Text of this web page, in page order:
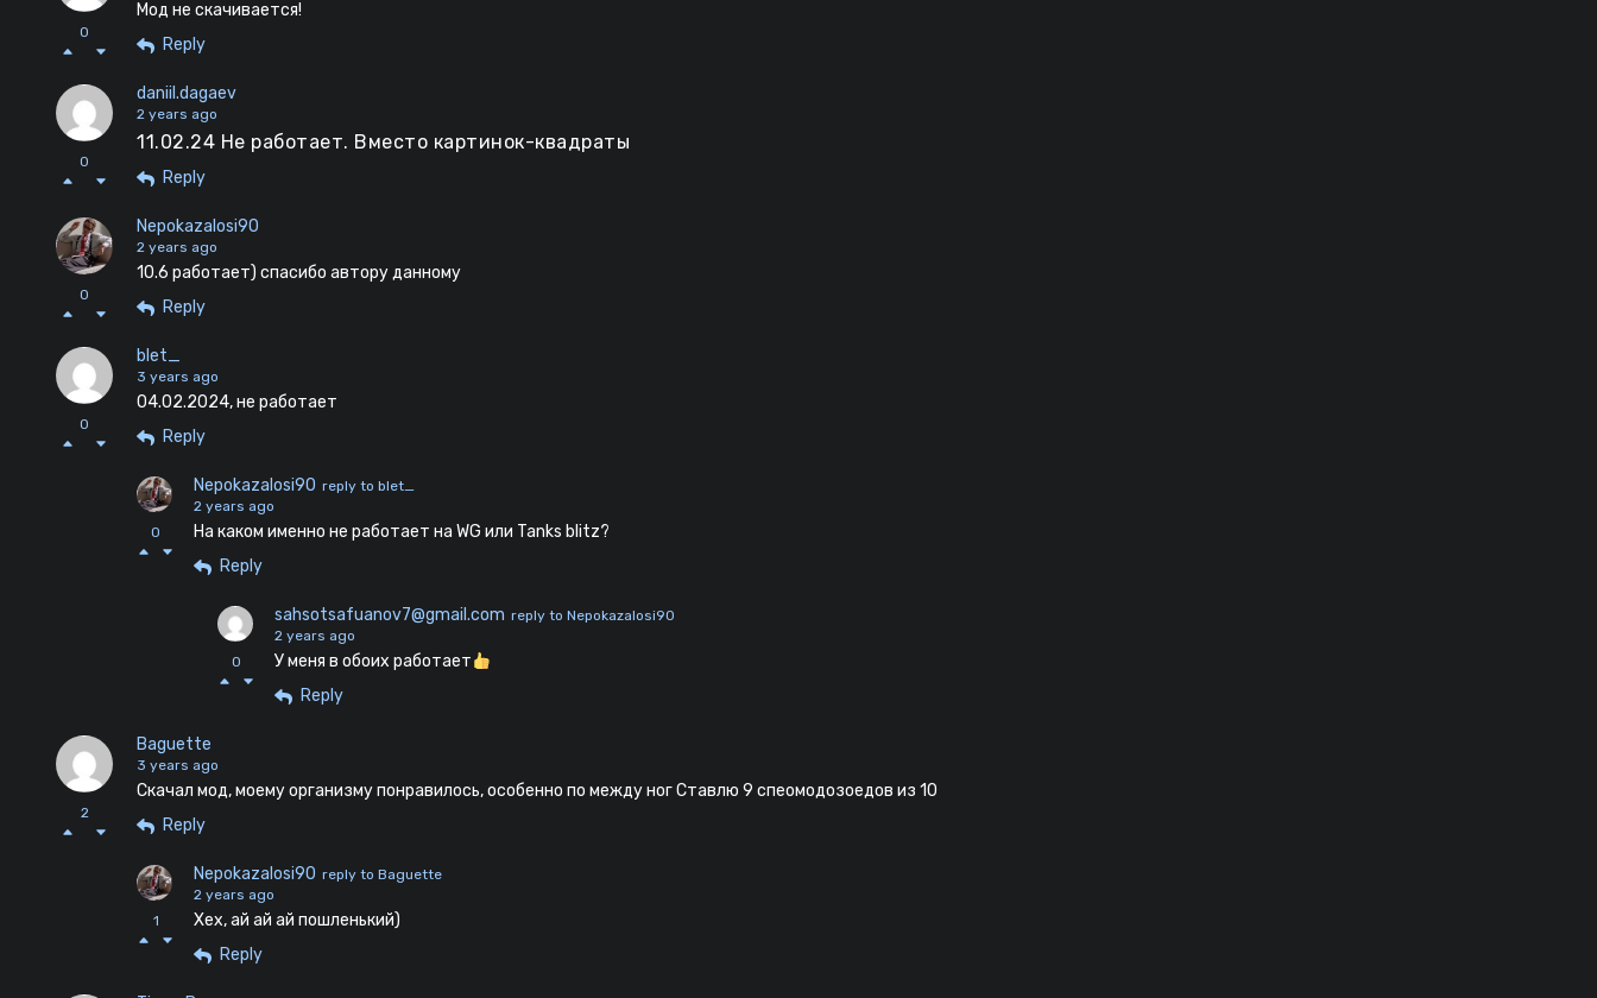
0
Мод не скачивается!
Reply
0
daniil.dagaev
2 years ago
11.02.24 Не работает. Вместо картинок-квадраты
Reply
0
Nepokazalosi90
2 years ago
10.6 работает) спасибо автору данному
Reply
0
blet_
3 years ago
04.02.2024, не работает
Reply
0
Nepokazalosi90 reply to blet_
2 years ago
На каком именно не работает на WG или Tanks blitz?
Reply
0
sahsotsafuanov7@gmail.com reply to Nepokazalosi90
2 years ago
У меня в обоих работает
Reply
2
Baguette
3 years ago
Скачал мод, моему организму понравилось, особенно по между ног Ставлю 9 спеомодозоедов из 10
Reply
1
Nepokazalosi90 reply to Baguette
2 years ago
Хех, ай ай ай пошленький)
Reply